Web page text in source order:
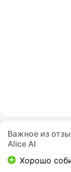
Важное из
Alice AI
Хорошо